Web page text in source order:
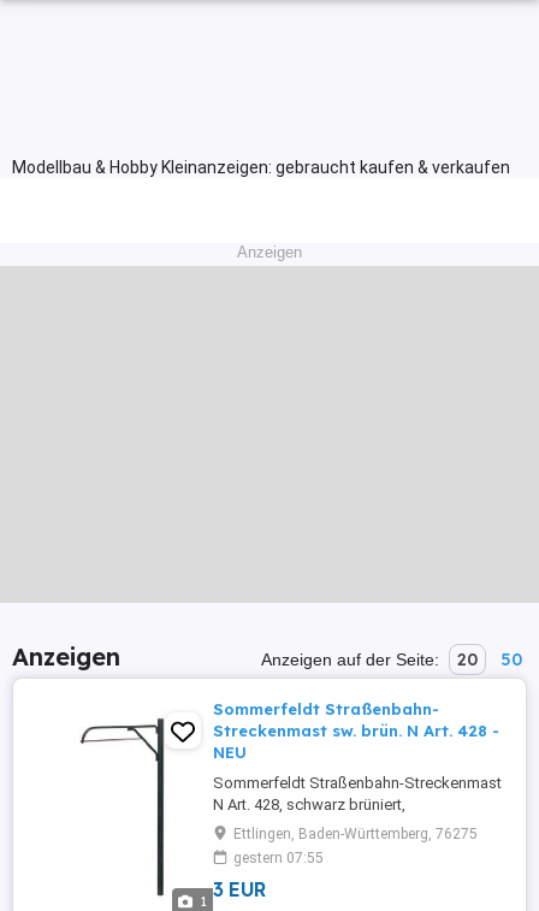
Modellbau & Hobby Kleinanzeigen: gebraucht kaufen & verkaufen
Anzeigen
Anzeigen Anzeigen auf der Seite: 20 50
1
Sommerfeldt Straßenbahn-
Streckenmast sw. brün. N Art. 428 -
NEU
Sommerfeldt Straßenbahn-Streckenmast
N Art. 428, schwarz brüniert,
Einfachfahrleitung (Preis ist für 1 Stk. aus
einer VPE mit 5 Stk.!!!) . Alle angebotenen
Artikel sind NEUWARE mit 2 Jahren
gesetzlicher Gewähr und 14 Tagen
Ettlingen, Baden-Württemberg, 76275
gestern 07:55
3 EUR